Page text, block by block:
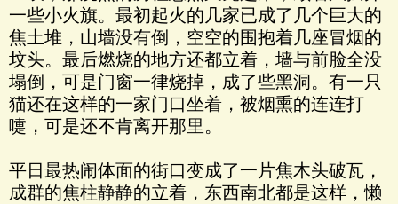
一些小火旗。最初起火的几家已成了几个巨大的
焦土堆，山墙没有倒，空空的围抱着几座冒烟的
坟头。最后燃烧的地方还都立着，墙与前脸全没
塌倒，可是门窗一律烧掉，成了些黑洞。有一只
猫还在这样的一家门口坐着，被烟熏的连连打
嚏，可是还不肯离开那里。
平日最热闹体面的街口变成了一片焦木头破瓦，
成群的焦柱静静的立着，东西南北都是这样，懒